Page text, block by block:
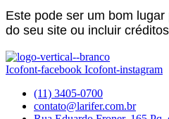
Este pode ser um bom
do seu site ou incluir
Icofont-facebook Icofont-instagram
(11) 3405-0700
contato@larifer.com.br